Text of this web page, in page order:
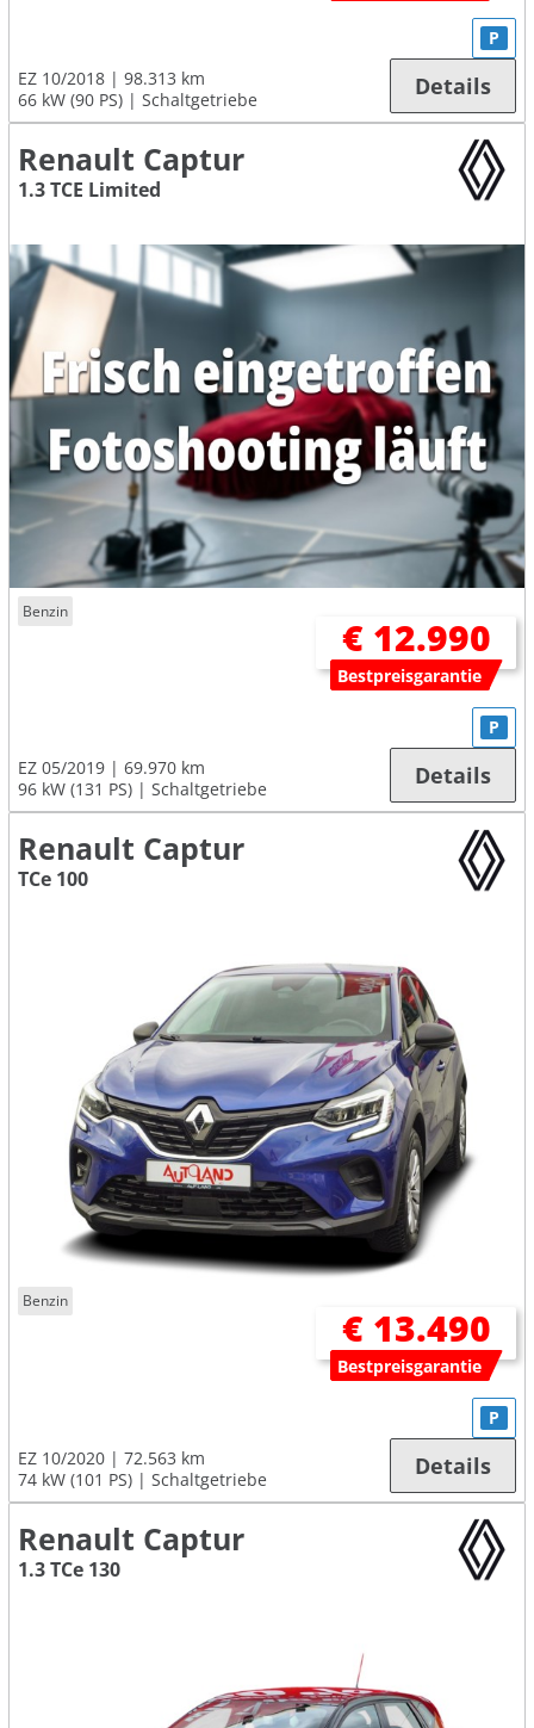
EZ 10/2018
98.313 km
66 kW (90 PS)
Schaltgetriebe
P
Details
Renault Captur
1.3 TCE Limited
Benzin
€ 12.990
Bestpreisgarantie
EZ 05/2019
69.970 km
96 kW (131 PS)
Schaltgetriebe
P
Details
Renault Captur
TCe 100
Benzin
€ 13.490
Bestpreisgarantie
EZ 10/2020
72.563 km
74 kW (101 PS)
Schaltgetriebe
P
Details
Renault Captur
1.3 TCe 130